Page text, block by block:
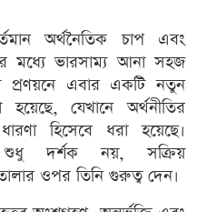
অর্থনৈতিক চাপ এবং
মধ্যে ভারসাম্য আনা সহজ
প্রণয়নে এবার একটি নতুন
হয়েছে, যেখানে অর্থনীতির
ধারণা হিসেবে ধরা হয়েছে।
শুধু দর্শক নয়, সক্রিয়
ওপর তিনি গুরুত্ব দেন।